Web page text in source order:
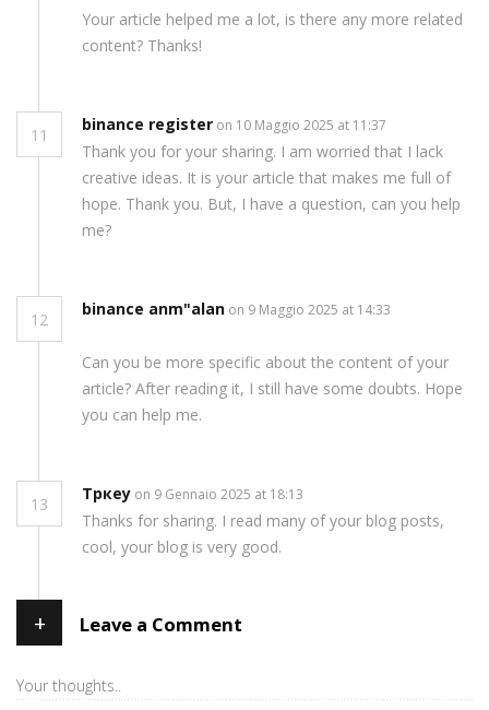
Your article helped me a lot, is there any more related
content? Thanks!
11
binance register on 10 Maggio 2025 at 11:37
Thank you for your sharing. I am worried that I lack
creative ideas. It is your article that makes me full of
hope. Thank you. But, I have a question, can you help
me?
12
binance anm"alan on 9 Maggio 2025 at 14:33
Can you be more specific about the content of your
article? After reading it, I still have some doubts. Hope
you can help me.
13
Тркеу on 9 Gennaio 2025 at 18:13
Thanks for sharing. I read many of your blog posts,
cool, your blog is very good.
+ Leave a Comment